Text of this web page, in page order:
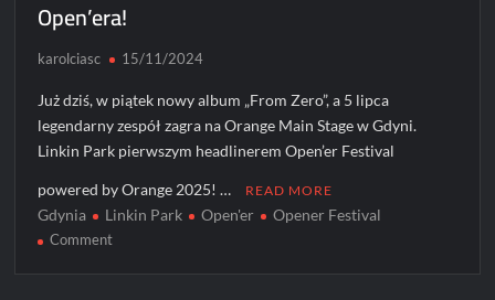
Open’era!
karolciasc 15/11/2024
Już dziś, w piątek nowy album „From Zero”, a 5 lipca
legendarny zespół zagra na Orange Main Stage w Gdyni.
Linkin Park pierwszym headlinerem Open’er Festival
powered by Orange 2025! … READ MORE
Gdynia Linkin Park Open'er Opener Festival
Commenton